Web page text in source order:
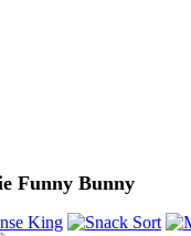
Funny Bunny